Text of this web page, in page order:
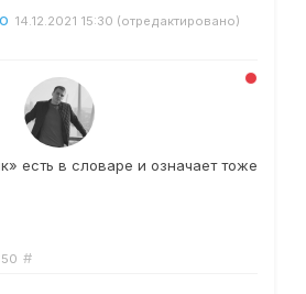
14.12.2021 15:30 (отредактировано)
есть в словаре и означает тоже
#